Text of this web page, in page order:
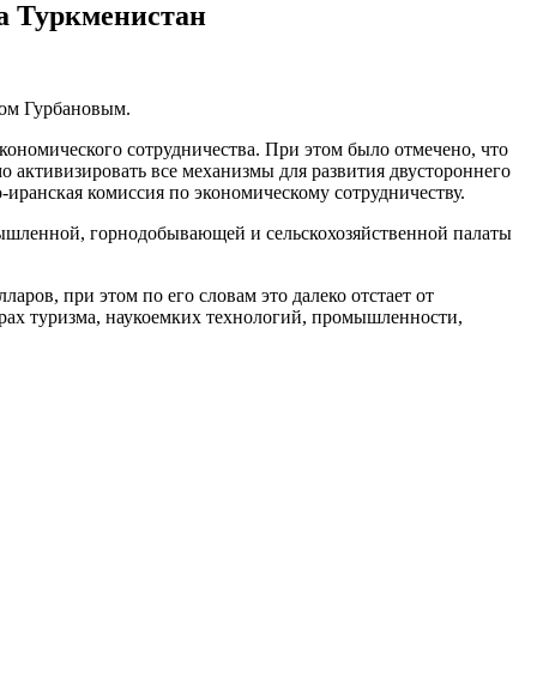
Туркменистан
Гурбановым.
сотрудничества. При этом было отмечено, что
все механизмы для развития двустороннего
комиссия по экономическому сотрудничеству.
горнодобывающей и сельскохозяйственной палаты
при этом по его словам это далеко отстает от
туризма, наукоемких технологий, промышленности,